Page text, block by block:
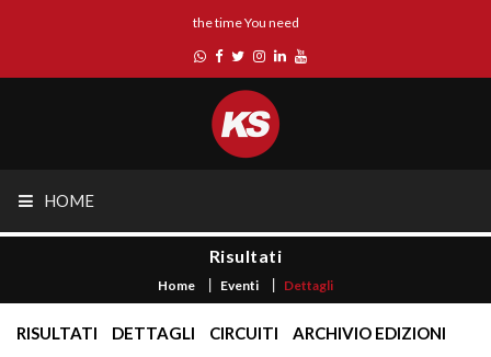
the time You need
HOME
Risultati
Home Eventi Dettagli
RISULTATI DETTAGLI CIRCUITI ARCHIVIO EDIZIONI